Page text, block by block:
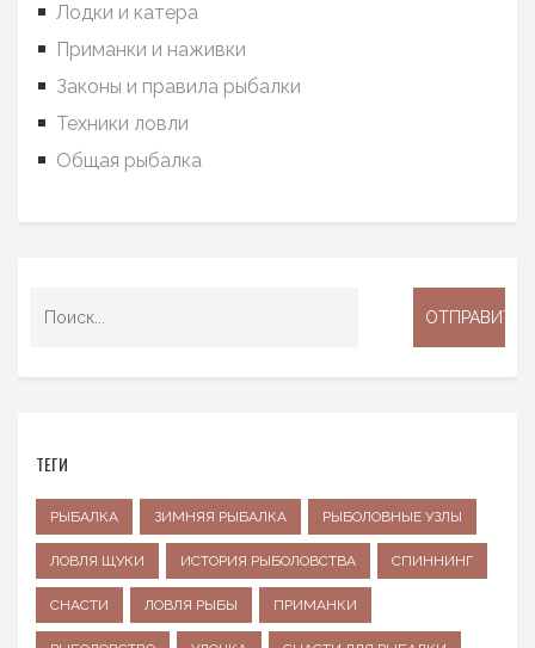
Лодки и катера
Приманки и наживки
Законы и правила рыбалки
Техники ловли
Общая рыбалка
ТЕГИ
РЫБАЛКА ЗИМНЯЯ РЫБАЛКА РЫБОЛОВНЫЕ УЗЛЫ
ЛОВЛЯ ЩУКИ ИСТОРИЯ РЫБОЛОВСТВА СПИННИНГ
СНАСТИ ЛОВЛЯ РЫБЫ ПРИМАНКИ